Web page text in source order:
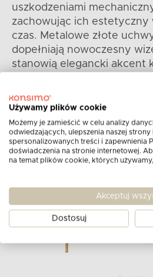
uszkodzeniami
zachowując ich estetyczny
czas. Metalowe złote
dopełniają nowoczesny
stanowią elegancki akcent
Używamy plików cookie
Możemy je zamieścić w celu analizy
odwiedzających, ulepszenia naszej
spersonalizowanych treści i zapewnienia
doświadczenia na stronie internetowej.
na temat plików cookie, których
Akceptuj
Dostosuj